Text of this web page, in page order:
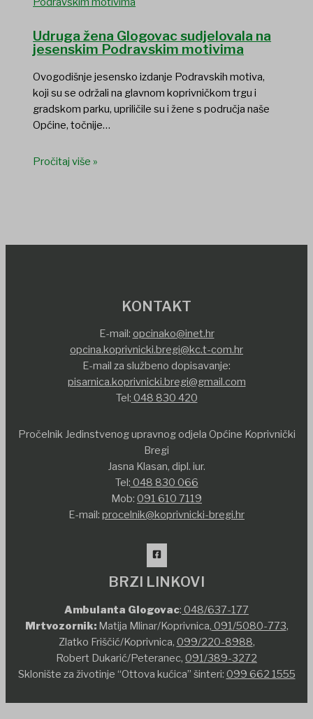
Udruga žena Glogovac sudjelovala na
jesenskim Podravskim motivima
Ovogodišnje jesensko izdanje Podravskih motiva,
koji su se održali na glavnom koprivničkom trgu i
gradskom parku, upriličile su i žene s područja naše
Općine, točnije…
Pročitaj više »
KONTAKT
E-mail: opcinako@inet.hr
opcina.koprivnicki.bregi@kc.t-com.hr
E-mail za službeno dopisavanje:
pisarnica.koprivnicki.bregi@gmail.com
Tel: 048 830 420
Pročelnik Jedinstvenog upravnog odjela Općine Koprivnički
Bregi
Jasna Klasan, dipl. iur.
Tel: 048 830 066
Mob: 091 610 7119
E-mail: procelnik@koprivnicki-bregi.hr
BRZI LINKOVI
Ambulanta Glogovac: 048/637-177
Mrtvozornik:Matija Mlinar/Koprivnica, 091/5080-773,
Zlatko Friščić/Koprivnica, 099/220-8988,
Robert Dukarić/Peteranec, 091/389-3272
Sklonište za životinje “Ottova kućica” šinteri: 099 662 1555